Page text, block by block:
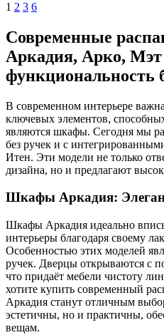
1 2 3 6
Современные
Аркадия, Арко,
функциональность
В современном интерьере
ключевых элементов,
являются шкафы. Сегодня мы
без ручек и с
Итен. Эти модели не только
дизайна, но и предлагают
Шкафы Аркадия:
Шкафы Аркадия идеально
интерьеры благодаря своему
Особенностью этих моделей
ручек. Дверцы открываются с
что придаёт мебели чистоту
хотите купить современный
Аркадия станут отличным
эстетичны, но и практичны,
вещам.